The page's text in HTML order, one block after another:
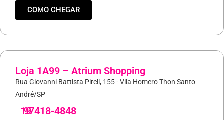
COMO CHEGAR
Loja 1A99 – Atrium Shopping
Rua Giovanni Battista Pirell, 155 - Vila Homero Thon Santo
André/SP
19
97418-4848